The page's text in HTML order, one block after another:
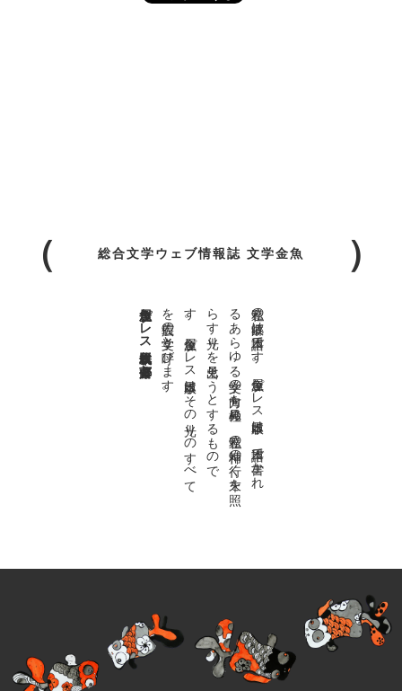
総合文学ウェブ情報誌 文学金魚
私達の
故郷は
日本語で
す
。
金魚屋プ
レ
ス
日本版は
、
日本語で
書か
れ
る
あ
ら
ゆ
る
文学の
方向を
見極め
、
私達の
精神の
行く
末を
照
ら
す
光り
を
見出そ
う
と
す
る
も
の
で
す
。
金魚屋プ
レ
ス
日本版は
そ
の
光り
の
す
べ
て
を
広義の
文学と
呼び
ま
す
。
金魚屋プレス日本版代表 齋藤都